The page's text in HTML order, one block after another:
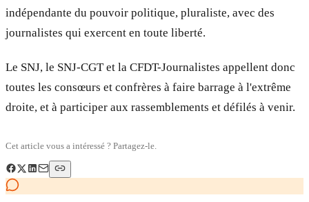
indépendante du pouvoir politique, pluraliste, avec des
journalistes qui exercent en toute liberté.
Le SNJ, le SNJ-CGT et la CFDT-Journalistes appellent donc
toutes les consœurs et confrères à faire barrage à l'extrême
droite, et à participer aux rassemblements et défilés à venir.
Cet article vous a intéressé ? Partagez-le.